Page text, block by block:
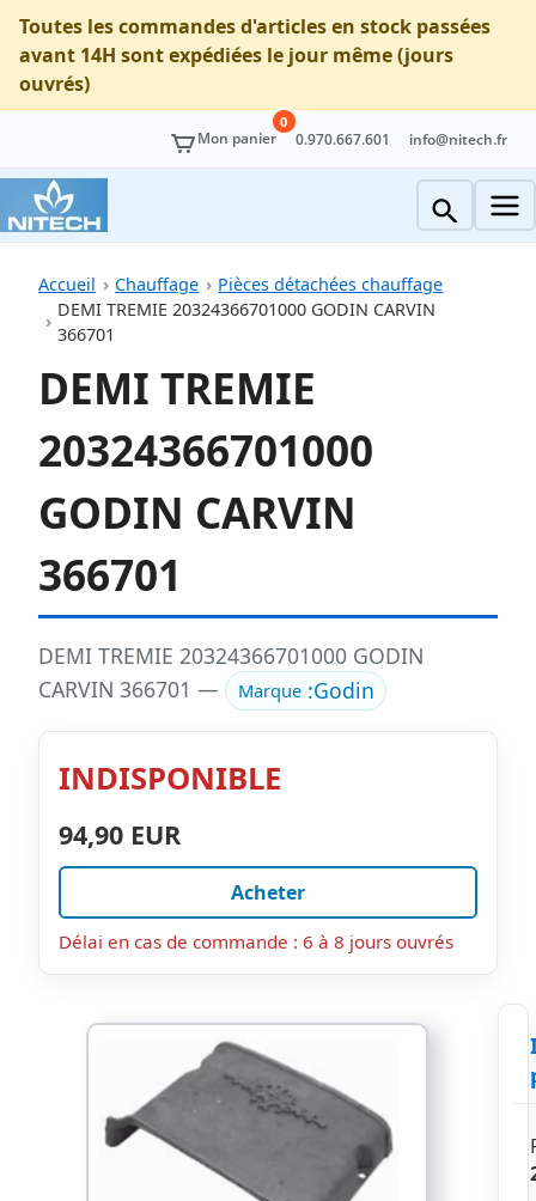
Toutes les commandes d'articles en stock passées
avant 14H sont expédiées le jour même (jours
ouvrés)
Mon panier
0
0.970.667.601 info@nitech.fr
Accueil Chauffage
Pièces détachées chauffage
DEMI TREMIE 20324366701000 GODIN CARVIN
366701
DEMI TREMIE
20324366701000
GODIN CARVIN
366701
DEMI TREMIE 20324366701000 GODIN
CARVIN 366701 —
Marque:Godin
INDISPONIBLE
94,90 EUR
Acheter
Délai en cas de commande : 6 à 8 jours ouvrés